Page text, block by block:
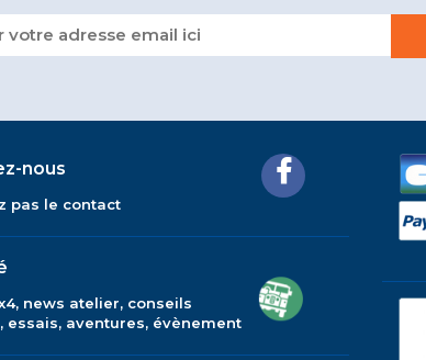
nous
pas le contact
news atelier, conseils
essais, aventures, évènement